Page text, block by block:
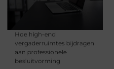
Hoe high-end
vergaderruimtes bijdragen
aan professionele
besluitvorming